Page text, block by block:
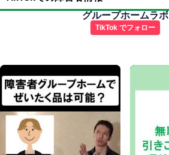
グループホームラボ
TikTok でフォロー